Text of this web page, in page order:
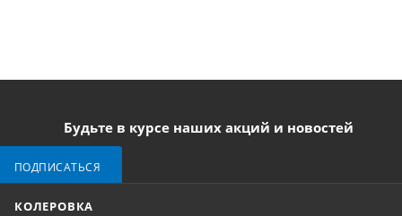
Будьте в курсе наших акций и новостей
ПОДПИСАТЬСЯ
КОЛЕРОВКА